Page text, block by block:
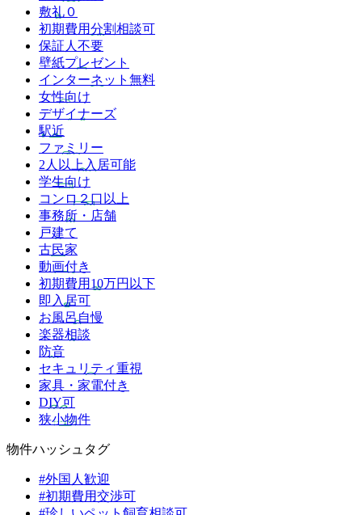
敷礼０
初期費用分割相談可
保証人不要
壁紙プレゼント
インターネット無料
女性向け
デザイナーズ
駅近
ファミリー
2人以上入居可能
学生向け
コンロ２口以上
事務所・店舗
戸建て
古民家
動画付き
初期費用10万円以下
即入居可
お風呂自慢
楽器相談
防音
セキュリティ重視
家具・家電付き
DIY可
狭小物件
物件ハッシュタグ
#外国人歓迎
#初期費用交渉可